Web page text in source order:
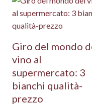
Giro del mondo
vino al
supermercato: 3
bianchi qualità-
prezzo